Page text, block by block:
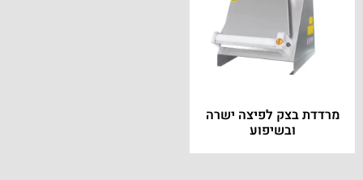
מרדדת בצק לפיצה ישרה
ובשיפוע